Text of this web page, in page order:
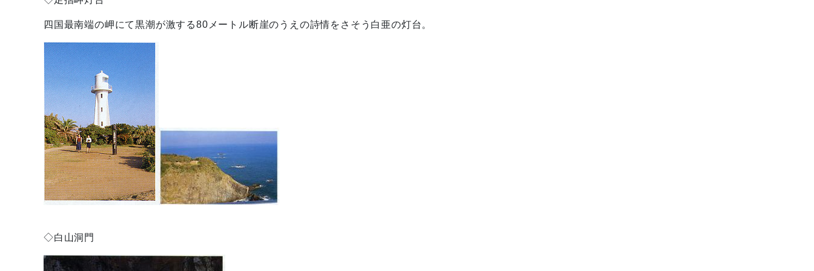
四国最南端の岬にて黒潮が激する80メートル断崖のうえの詩情をさそう白亜の灯台。
◇白山洞門